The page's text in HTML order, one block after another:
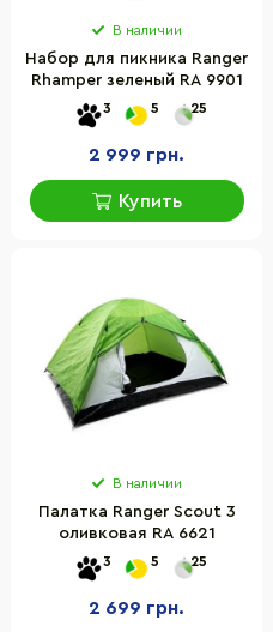
В наличии
Набор для пикника Ranger
Rhamper зеленый RA 9901
3 5 25
2 999 грн.
Купить
В наличии
Палатка Ranger Scout 3
оливковая RA 6621
3 5 25
2 699 грн.